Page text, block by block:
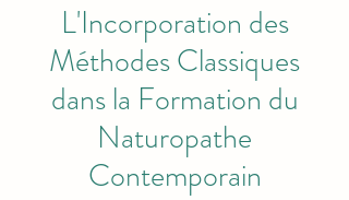
L'Incorporation des
Méthodes Classiques
dans la Formation du
Naturopathe
Contemporain